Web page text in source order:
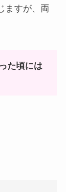
ますが、両
た頃には